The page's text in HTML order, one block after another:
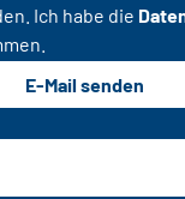
Ich habe die
E-Mail senden